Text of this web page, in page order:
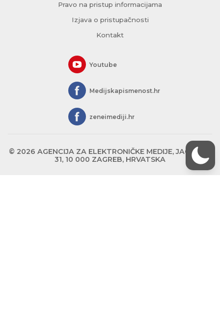
Pravo na pristup informacijama
Izjava o pristupačnosti
Kontakt
Youtube
Medijskapismenost.hr
zeneimediji.hr
© 2026 AGENCIJA ZA ELEKTRONIČKE MEDIJE, JAGIĆEVA
31, 10 000 ZAGREB, HRVATSKA